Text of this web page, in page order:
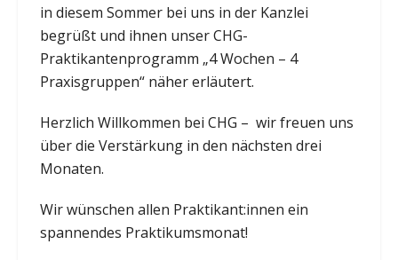
in diesem Sommer bei uns in der Kanzlei
begrüßt und ihnen unser CHG-
Praktikantenprogramm „4 Wochen – 4
Praxisgruppen“ näher erläutert.
Herzlich Willkommen bei CHG – wir freuen uns
über die Verstärkung in den nächsten drei
Monaten.
Wir wünschen allen Praktikant:innen ein
spannendes Praktikumsmonat!